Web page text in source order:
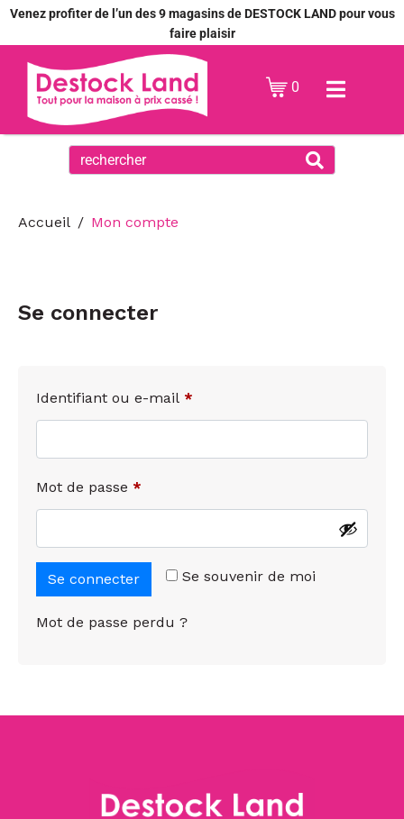
Venez profiter de l’un des 9 magasins de DESTOCK LAND pour vous
faire plaisir
0
Accueil Mon compte
Se connecter
Identifiant ou e-mail *
Mot de passe *
Se souvenir de moi
Se connecter
Mot de passe perdu ?